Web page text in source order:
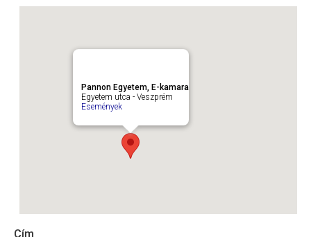
Pannon Egyetem, E-kamara
Egyetem utca - Veszprém
Események
Cím